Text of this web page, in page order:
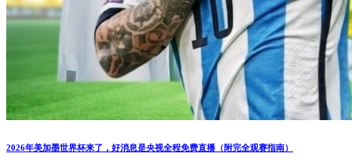
2026年美加墨世界杯来了，好消息是央视全程免费直播（附完全观赛指南）